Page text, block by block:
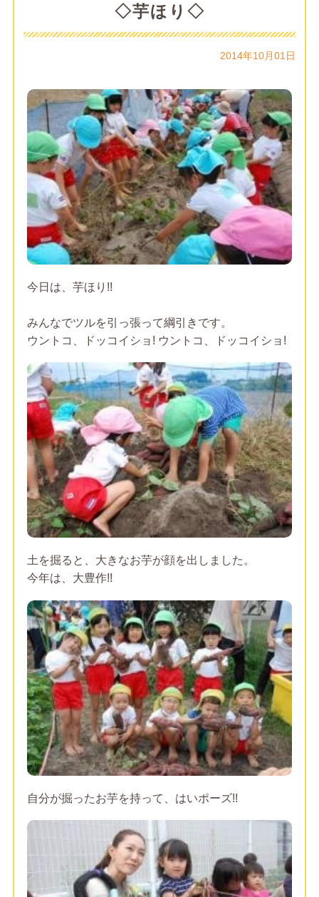
◇芋ほり◇
2014年10月01日
今日は、芋ほり!!
みんなでツルを引っ張って綱引きです。
ウントコ、ドッコイショ! ウントコ、ドッコイショ!
土を掘ると、大きなお芋が顔を出しました。
今年は、大豊作!!
自分が掘ったお芋を持って、はいポーズ!!